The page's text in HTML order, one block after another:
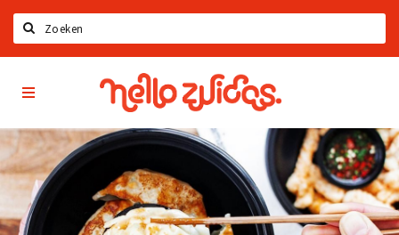
Home
Latest news
Upcoming events
Zuidas Jobs
Offers & Deals
Hello
Zuidas
App